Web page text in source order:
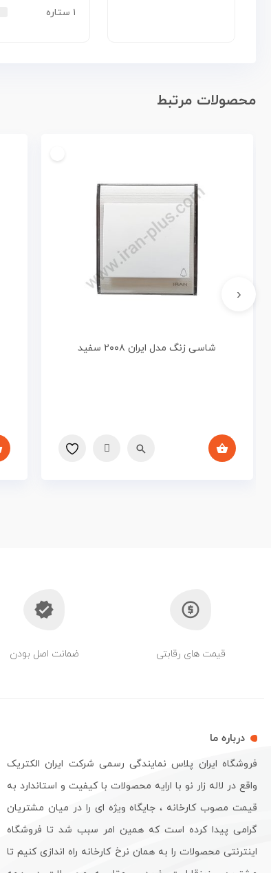
۱ ستاره
محصولات مرتبط
شاسی زنگ مدل ایران ۲۰۰۸ سفید
‹
قیمت های رقابتی ضمانت اصل بودن
درباره ما
فروشگاه ایران پلاس نمایندگی رسمی شرکت ایران الکتریک
واقع در لاله زار نو با ارایه محصولات با کیفیت و استاندارد به
قیمت مصوب کارخانه ، جایگاه ویژه ای را در میان مشتریان
گرامی پیدا کرده است که همین امر سبب شد تا فروشگاه
اینترنتی محصولات را به همان نرخ کارخانه راه اندازی کنیم تا